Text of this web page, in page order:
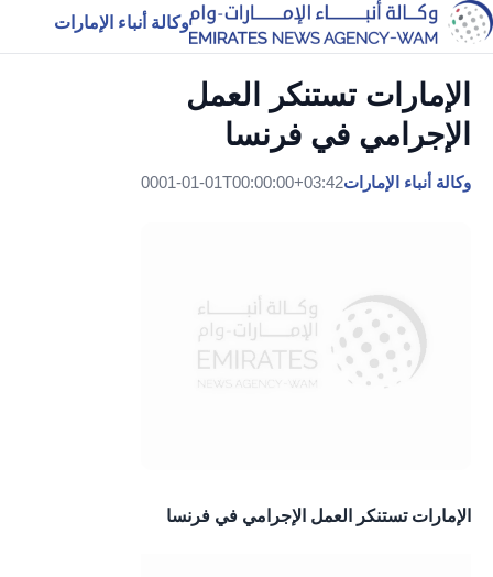
وكالة أنباء الإمارات
الإمارات تستنكر العمل
الإجرامي في فرنسا
وكالة أنباء الإمارات0001-01-01T00:00:00+03:42
الإمارات تستنكر العمل الإجرامي في فرنسا